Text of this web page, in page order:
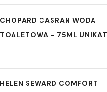
CHOPARD CASRAN WODA
TOALETOWA - 75ML UNIKAT
HELEN SEWARD COMFORT